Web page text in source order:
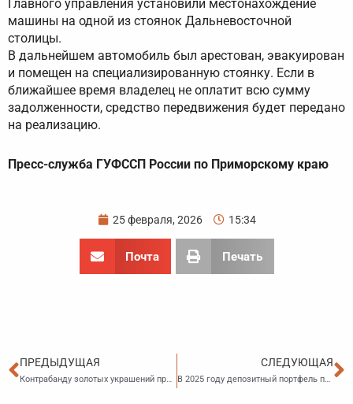
Главного управления установили местонахождение
машины на одной из стоянок Дальневосточной
столицы.
В дальнейшем автомобиль был арестован, эвакуирован
и помещен на специализированную стоянку. Если в
ближайшее время владелец не оплатит всю сумму
задолженности, средство передвижения будет передано
на реализацию.
Пресс-служба ГУФССП России по Приморскому краю
25 февраля, 2026 15:34
Почта Печать
Пред
ПРЕДЫДУЩАЯ
Контрабанду золотых украшений предотвратили Уссурийские таможенники
СЛЕДУЮЩАЯ
В 2025 году депозитный портфель приморцев превысил 772 миллиарда рублей